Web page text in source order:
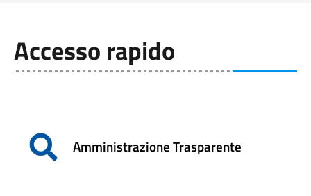
Accesso rapido
Amministrazione Trasparente